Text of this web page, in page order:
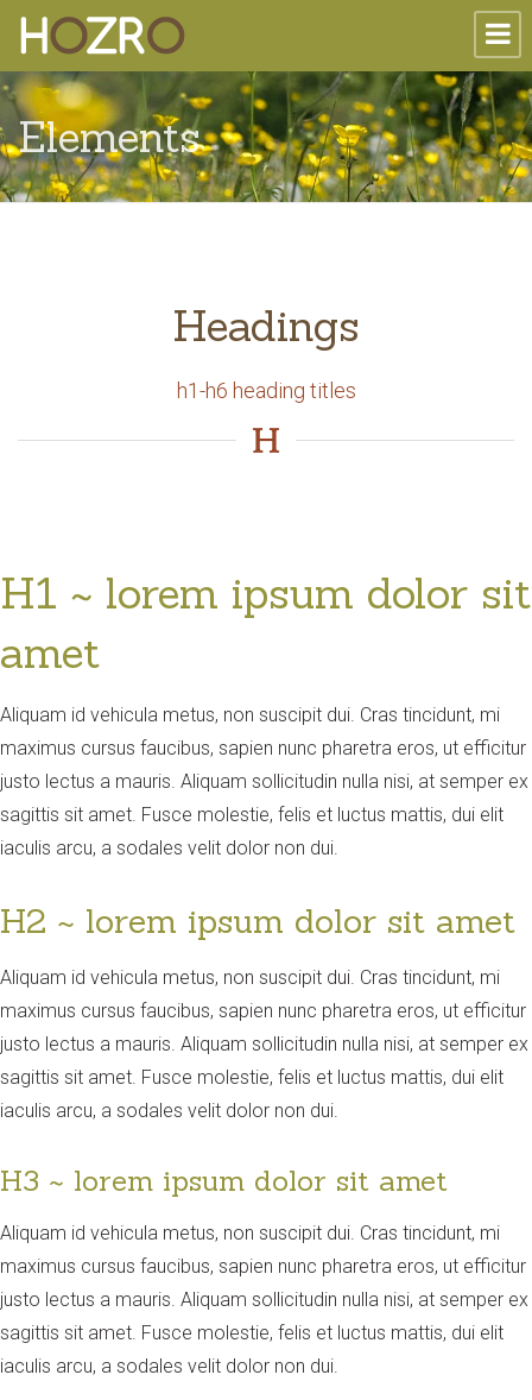
Elements
Headings
h1-h6 heading titles
H1 ~ lorem ipsum dolor sit
amet
Aliquam id vehicula metus, non suscipit dui. Cras tincidunt, mi
maximus cursus faucibus, sapien nunc pharetra eros, ut efficitur
justo lectus a mauris. Aliquam sollicitudin nulla nisi, at semper ex
sagittis sit amet. Fusce molestie, felis et luctus mattis, dui elit
iaculis arcu, a sodales velit dolor non dui.
H2 ~ lorem ipsum dolor sit amet
Aliquam id vehicula metus, non suscipit dui. Cras tincidunt, mi
maximus cursus faucibus, sapien nunc pharetra eros, ut efficitur
justo lectus a mauris. Aliquam sollicitudin nulla nisi, at semper ex
sagittis sit amet. Fusce molestie, felis et luctus mattis, dui elit
iaculis arcu, a sodales velit dolor non dui.
H3 ~ lorem ipsum dolor sit amet
Aliquam id vehicula metus, non suscipit dui. Cras tincidunt, mi
maximus cursus faucibus, sapien nunc pharetra eros, ut efficitur
justo lectus a mauris. Aliquam sollicitudin nulla nisi, at semper ex
sagittis sit amet. Fusce molestie, felis et luctus mattis, dui elit
iaculis arcu, a sodales velit dolor non dui.